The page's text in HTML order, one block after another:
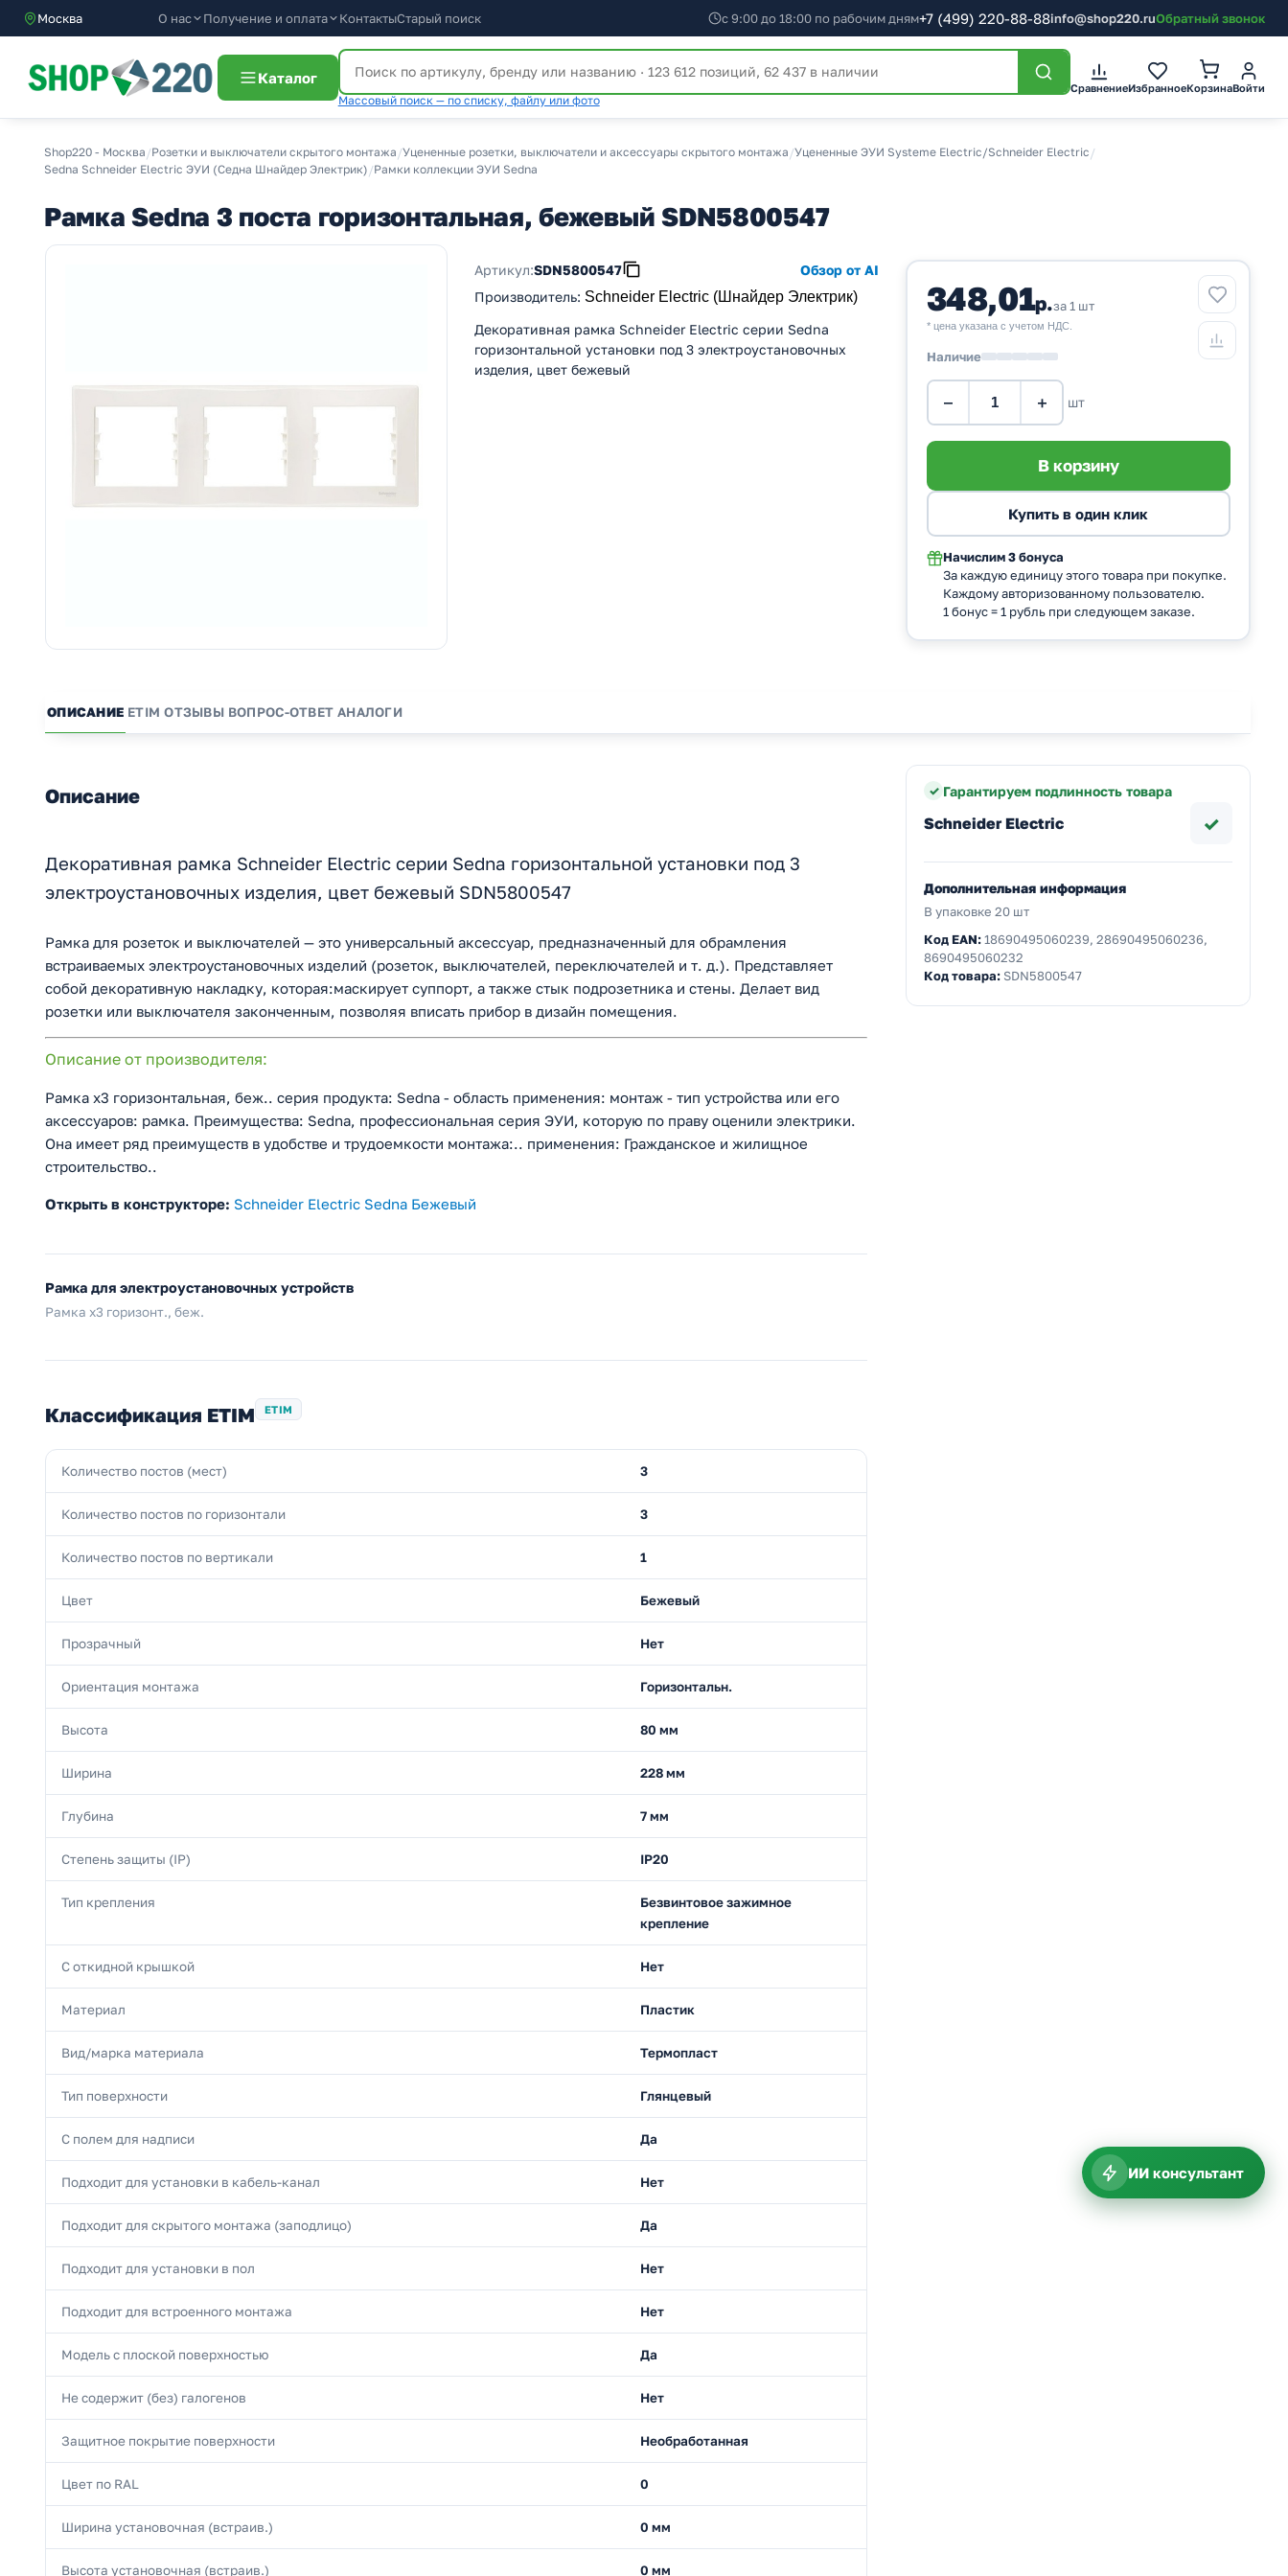
Москва О нас Получение и оплата КонтактыСтарый поиск с 9:00 до 18:00 по рабочим дням+7 (499) 220-88-88info@shop220.ruОбратный звонок
Каталог
Массовый поиск — по списку, файлу или фото
СравнениеИзбранноеКорзинаВойти
Shop220 - Москва /Розетки и выключатели скрытого монтажа /Уцененные розетки, выключатели и аксессуары скрытого монтажа /Уцененные ЭУИ Systeme Electric/Schneider Electric /
Sedna Schneider Electric ЭУИ (Седна Шнайдер Электрик) /Рамки коллекции ЭУИ Sedna
Рамка Sedna 3 поста горизонтальная, бежевый SDN5800547
Артикул:SDN5800547
Обзор от AI
Производитель: Schneider Electric (Шнайдер Электрик)
Декоративная рамка Schneider Electric серии Sedna
горизонтальной установки под 3 электроустановочных
изделия, цвет бежевый
348,01р.за 1 шт
* цена указана с учетом НДС.
Наличие
− + шт
Начислим 3 бонуса
За каждую единицу этого товара при покупке.
Каждому авторизованному пользователю.
1 бонус = 1 рубль при следующем заказе.
ОПИСАНИЕ ETIM ОТЗЫВЫ ВОПРОС-ОТВЕТ АНАЛОГИ
Описание
Декоративная рамка Schneider Electric серии Sedna горизонтальной установки под 3
электроустановочных изделия, цвет бежевый SDN5800547
Рамка для розеток и выключателей — это универсальный аксессуар, предназначенный для обрамления
встраиваемых электроустановочных изделий (розеток, выключателей, переключателей и т. д.). Представляет
собой декоративную накладку, которая:маскирует суппорт, а также стык подрозетника и стены. Делает вид
розетки или выключателя законченным, позволяя вписать прибор в дизайн помещения.
Описание от производителя:
Рамка х3 горизонтальная, беж.. серия продукта: Sedna - область применения: монтаж - тип устройства или его
аксессуаров: рамка. Преимущества: Sedna, профессиональная серия ЭУИ, которую по праву оценили электрики.
Она имеет ряд преимуществ в удобстве и трудоемкости монтажа:.. применения: Гражданское и жилищное
строительство..
Открыть в конструкторе: Schneider Electric Sedna Бежевый
Рамка для электроустановочных устройств
Рамка х3 горизонт., беж.
Классификация ETIM ETIM
Количество постов (мест) 3
Количество постов по горизонтали 3
Количество постов по вертикали 1
Цвет Бежевый
Прозрачный Нет
Ориентация монтажа Горизонтальн.
Высота 80 мм
Ширина 228 мм
Глубина 7 мм
Степень защиты (IP) IP20
Тип крепления
Безвинтовое зажимное
крепление
С откидной крышкой Нет
Материал Пластик
Вид/марка материала Термопласт
Тип поверхности Глянцевый
С полем для надписи Да
Подходит для установки в кабель-канал Нет
Подходит для скрытого монтажа (заподлицо) Да
Подходит для установки в пол Нет
Подходит для встроенного монтажа Нет
Модель с плоской поверхностью Да
Не содержит (без) галогенов Нет
Защитное покрытие поверхности Необработанная
Цвет по RAL 0
Ширина установочная (встраив.) 0 мм
Высота установочная (встраив.) 0 мм
Гарантируем подлинность товара
Schneider Electric ✓
Дополнительная информация
В упаковке 20 шт
Код EAN:18690495060239, 28690495060236,
8690495060232
Код товара: SDN5800547
ИИ консультант